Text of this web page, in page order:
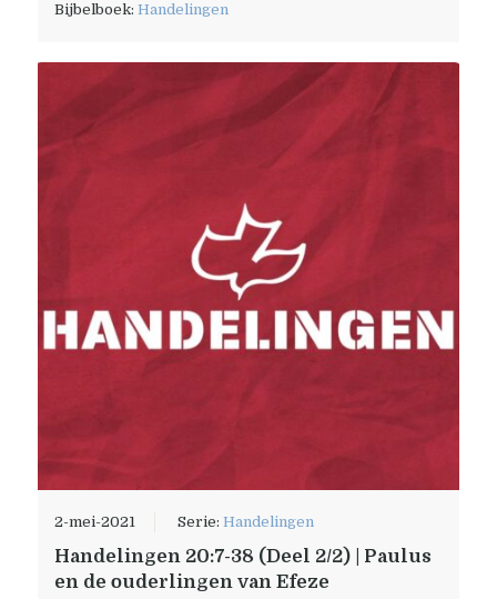
Bijbelboek:Handelingen
2-mei-2021 Serie:Handelingen
Handelingen 20:7-38 (Deel 2/2) | Paulus
en de ouderlingen van Efeze